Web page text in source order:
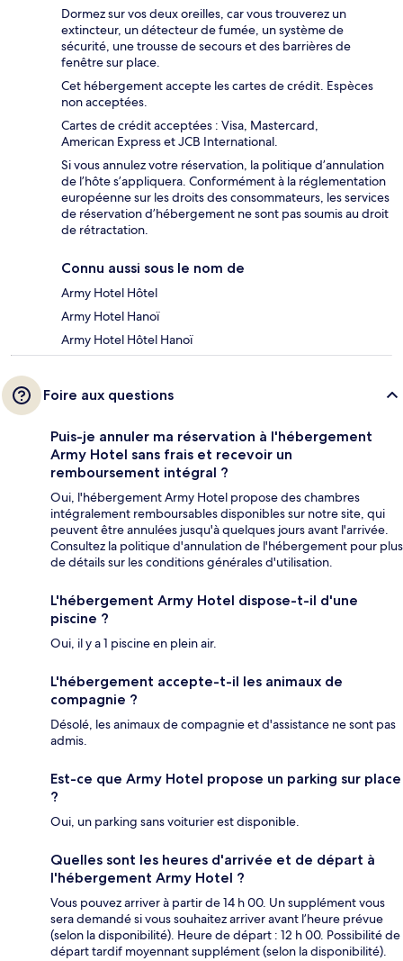
Dormez sur vos deux oreilles, car vous trouverez un
extincteur, un détecteur de fumée, un système de
sécurité, une trousse de secours et des barrières de
fenêtre sur place.
Cet hébergement accepte les cartes de crédit. Espèces
non acceptées.
Cartes de crédit acceptées : Visa, Mastercard,
American Express et JCB International.
Si vous annulez votre réservation, la politique d’annulation
de l’hôte s’appliquera. Conformément à la réglementation
européenne sur les droits des consommateurs, les services
de réservation d’hébergement ne sont pas soumis au droit
de rétractation.
Connu aussi sous le nom de
Army Hotel Hôtel
Army Hotel Hanoï
Army Hotel Hôtel Hanoï
Foire aux questions
Puis-je annuler ma réservation à l'hébergement
Army Hotel sans frais et recevoir un
remboursement intégral ?
Oui, l'hébergement Army Hotel propose des chambres
intégralement remboursables disponibles sur notre site, qui
peuvent être annulées jusqu'à quelques jours avant l'arrivée.
Consultez la politique d'annulation de l'hébergement pour plus
de détails sur les conditions générales d'utilisation.
L'hébergement Army Hotel dispose-t-il d'une
piscine ?
Oui, il y a 1 piscine en plein air.
L'hébergement accepte-t-il les animaux de
compagnie ?
Désolé, les animaux de compagnie et d'assistance ne sont pas
admis.
Est-ce que Army Hotel propose un parking sur place
?
Oui, un parking sans voiturier est disponible.
Quelles sont les heures d'arrivée et de départ à
l'hébergement Army Hotel ?
Vous pouvez arriver à partir de 14 h 00. Un supplément vous
sera demandé si vous souhaitez arriver avant l’heure prévue
(selon la disponibilité). Heure de départ : 12 h 00. Possibilité de
départ tardif moyennant supplément (selon la disponibilité).